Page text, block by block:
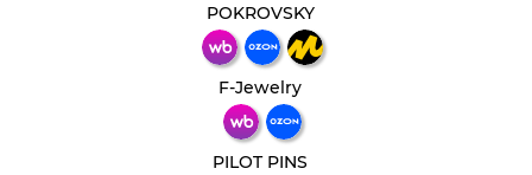
POKROVSKY
F-Jewelry
PILOT PINS